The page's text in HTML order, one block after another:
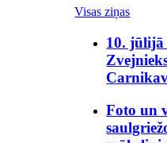
Visas ziņas
10. jūlijā
Foto un